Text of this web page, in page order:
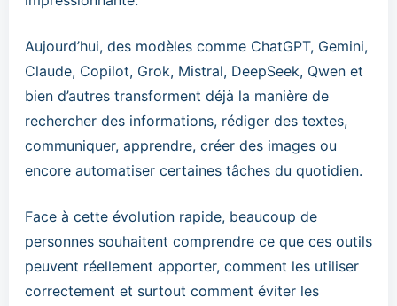
Aujourd’hui, des modèles comme ChatGPT, Gemini,
Claude, Copilot, Grok, Mistral, DeepSeek, Qwen et
bien d’autres transforment déjà la manière de
rechercher des informations, rédiger des textes,
communiquer, apprendre, créer des images ou
encore automatiser certaines tâches du quotidien.
Face à cette évolution rapide, beaucoup de
personnes souhaitent comprendre ce que ces outils
peuvent réellement apporter, comment les utiliser
correctement et surtout comment éviter les